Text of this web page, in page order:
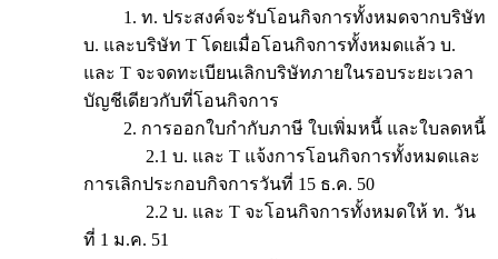
1. ท. ประสงค์จะรับโอนกิจการทั้งหมดจากบริษัท
บ. และบริษัท T โดยเมื่อโอนกิจการทั้งหมดแล้ว บ.
และ T จะจดทะเบียนเลิกบริษัทภายในรอบระยะเวลา
บัญชีเดียวกับที่โอนกิจการ
2. การออกใบกำกับภาษี ใบเพิ่มหนี้ และใบลดหนี้
2.1 บ. และ T แจ้งการโอนกิจการทั้งหมดและ
การเลิกประกอบกิจการวันที่ 15 ธ.ค. 50
2.2 บ. และ T จะโอนกิจการทั้งหมดให้ ท. วัน
ที่ 1 ม.ค. 51